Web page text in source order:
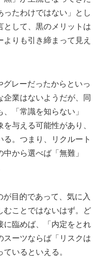
たわけではない」とし
として、黒のメリットは
りも引き締まって見え
レーだったからといっ
企業はないようだが、同
「常識を知らない」
与える可能性があり、
る。つまり、リクルート
から選べば「無難」
目的であって、気に入
むことではないはず。ど
に臨めば、「内定をとれ
スーツならば「リスクは
いるといえる。